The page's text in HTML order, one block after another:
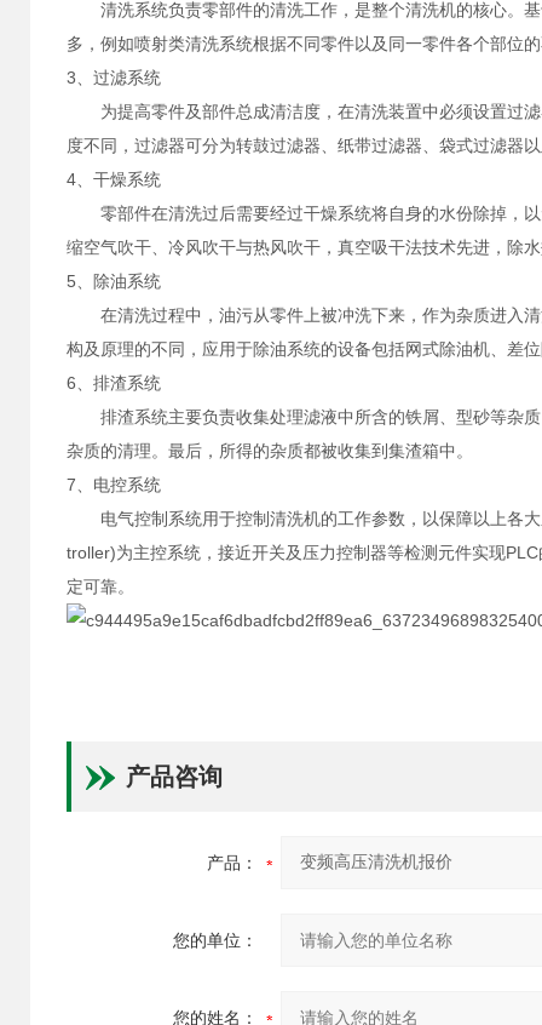
清洗系统负责零部件的清洗工作，是整个清洗机的核心。基
多，例如喷射类清洗系统根据不同零件以及同一零件各个部位
3、过滤系统
为提高零件及部件总成清洁度，在清洗装置中必须设置过滤
度不同，过滤器可分为转鼓过滤器、纸带过滤器、袋式过滤器
4、干燥系统
零部件在清洗过后需要经过干燥系统将自身的水份除掉，以
缩空气吹干、冷风吹干与热风吹干，真空吸干法技术先进，除
5、除油系统
在清洗过程中，油污从零件上被冲洗下来，作为杂质进入清
构及原理的不同，应用于除油系统的设备包括网式除油机、差
6、排渣系统
排渣系统主要负责收集处理滤液中所含的铁屑、型砂等杂质
杂质的清理。最后，所得的杂质都被收集到集渣箱中。
7、电控系统
电气控制系统用于控制清洗机的工作参数，以保障以上各大
troller)为主控系统，接近开关及压力控制器等检测元件实现
定可靠。
产品咨询
产品：
您的单位：
您的姓名：